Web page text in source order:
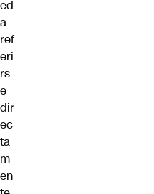
ed
a
ref
eri
rs
e
dir
ec
ta
m
en